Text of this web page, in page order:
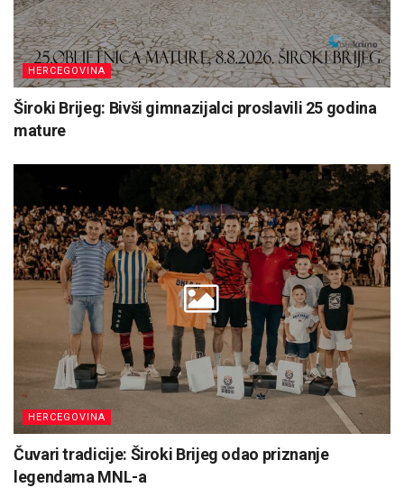
HERCEGOVINA
Široki Brijeg: Bivši gimnazijalci proslavili 25 godina
mature
HERCEGOVINA
Čuvari tradicije: Široki Brijeg odao priznanje
legendama MNL-a